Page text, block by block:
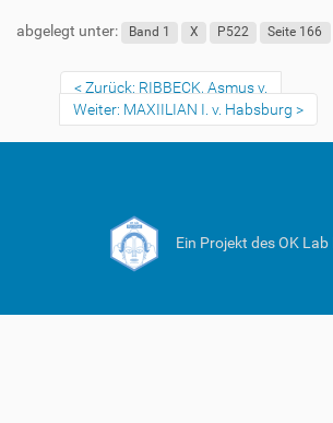
abgelegt unter: Band 1 X P522 Seite 166
Zurück: RIBBECK, Asmus v.
Weiter: MAXIILIAN I. v. Habsburg
Ein Projekt des OK